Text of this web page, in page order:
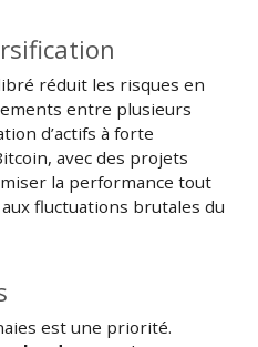
réduit les risques en
entre plusieurs
d’actifs à forte
avec des projets
la performance tout
fluctuations brutales du
est une priorité.